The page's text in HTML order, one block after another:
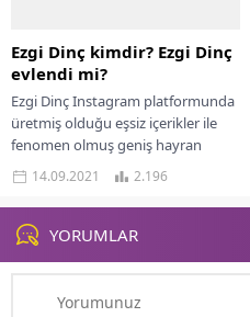
Ezgi Dinç kimdir? Ezgi Dinç
evlendi mi?
Ezgi Dinç Instagram platformunda
üretmiş olduğu eşsiz içerikler ile
fenomen olmuş geniş hayran
kitlelerini ulaşmıştır. Sempatik
denin yanı sıra güzelliğiyle...
14.09.2021 2.196
YORUMLAR